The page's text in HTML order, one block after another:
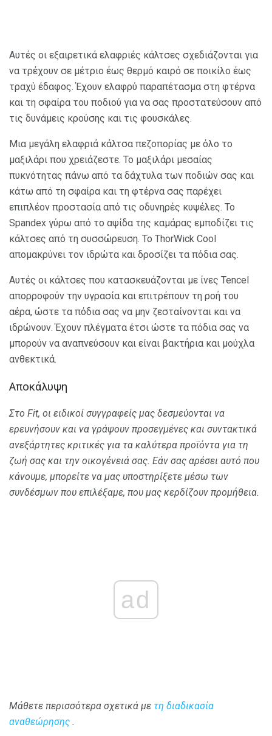
Αυτές οι εξαιρετικά ελαφριές κάλτσες σχεδιάζονται για
να τρέχουν σε μέτριο έως θερμό καιρό σε ποικίλο έως
τραχύ έδαφος. Έχουν ελαφρύ παραπέτασμα στη φτέρνα
και τη σφαίρα του ποδιού για να σας προστατεύσουν από
τις δυνάμεις κρούσης και τις φουσκάλες.
Μια μεγάλη ελαφριά κάλτσα πεζοπορίας με όλο το
μαξιλάρι που χρειάζεστε. Το μαξιλάρι μεσαίας
πυκνότητας πάνω από τα δάχτυλα των ποδιών σας και
κάτω από τη σφαίρα και τη φτέρνα σας παρέχει
επιπλέον προστασία από τις οδυνηρές κυψέλες. Το
Spandex γύρω από το αψίδα της καμάρας εμποδίζει τις
κάλτσες από τη συσσώρευση. Το ThorWick Cool
απομακρύνει τον ιδρώτα και δροσίζει τα πόδια σας.
Αυτές οι κάλτσες που κατασκευάζονται με ίνες Tencel
απορροφούν την υγρασία και επιτρέπουν τη ροή του
αέρα, ώστε τα πόδια σας να μην ζεσταίνονται και να
ιδρώνουν. Έχουν πλέγματα έτσι ώστε τα πόδια σας να
μπορούν να αναπνεύσουν και είναι βακτήρια και μούχλα
ανθεκτικά.
Αποκάλυψη
Στο Fit, οι ειδικοί συγγραφείς μας δεσμεύονται να
ερευνήσουν και να γράψουν προσεγμένες και συντακτικά
ανεξάρτητες κριτικές για τα καλύτερα προϊόντα για τη
ζωή σας και την οικογένειά σας. Εάν σας αρέσει αυτό που
κάνουμε, μπορείτε να μας υποστηρίξετε μέσω των
συνδέσμων που επιλέξαμε, που μας κερδίζουν προμήθεια.
ad
Μάθετε περισσότερα σχετικά με τη διαδικασία
αναθεώρησης .